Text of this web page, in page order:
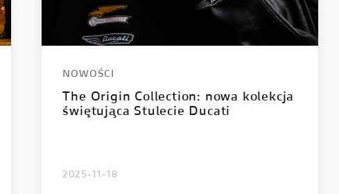
NOWOŚCI
The Origin Collection: nowa kolekcja
świętująca Stulecie Ducati
2025-11-18